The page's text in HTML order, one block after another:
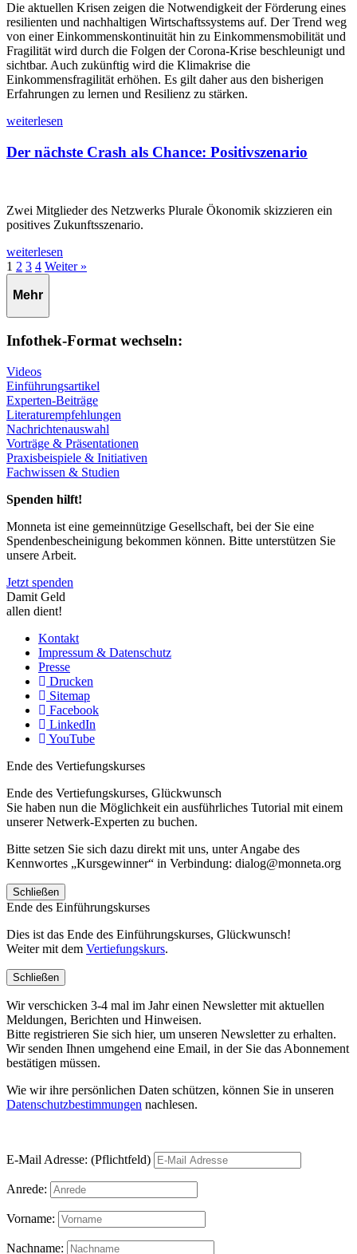
Die aktuellen Krisen zeigen die Notwendigkeit der Förderung eines
resilienten und nachhaltigen Wirtschaftssystems auf. Der Trend weg
von einer Einkommenskontinuität hin zu Einkommensmobilität und
Fragilität wird durch die Folgen der Corona-Krise beschleunigt und
sichtbar. Auch zukünftig wird die Klimakrise die
Einkommensfragilität erhöhen. Es gilt daher aus den bisherigen
Erfahrungen zu lernen und Resilienz zu stärken.
weiterlesen
Der nächste Crash als Chance: Positivszenario
Zwei Mitglieder des Netzwerks Plurale Ökonomik skizzieren ein
positives Zukunftsszenario.
weiterlesen
Seite
1 Seite
2 Seite
3 Seite
4 Weiter »
Mehr
Infothek-Format wechseln:
Videos
Einführungsartikel
Experten-Beiträge
Literaturempfehlungen
Nachrichtenauswahl
Vorträge & Präsentationen
Praxisbeispiele & Initiativen
Fachwissen & Studien
Spenden hilft!
Monneta ist eine gemeinnützige Gesellschaft, bei der Sie eine
Spendenbescheinigung bekommen können. Bitte unterstützen Sie
unsere Arbeit.
Jetzt spenden
Damit Geld
allen dient!
Kontakt
Impressum & Datenschutz
Presse
Drucken
Sitemap
Facebook
LinkedIn
YouTube
Ende des Vertiefungskurses
Ende des Vertiefungskurses, Glückwunsch
Sie haben nun die Möglichkeit ein ausführliches Tutorial mit einem
unserer Netwerk-Experten zu buchen.
Bitte setzen Sie sich dazu direkt mit uns, unter Angabe des
Kennwortes „Kursgewinner“ in Verbindung: dialog@monneta.org
Schließen
Ende des Einführungskurses
Dies ist das Ende des Einführungskurses, Glückwunsch!
Weiter mit dem Vertiefungskurs.
Schließen
Wir verschicken 3-4 mal im Jahr einen Newsletter mit aktuellen
Meldungen, Berichten und Hinweisen.
Bitte registrieren Sie sich hier, um unseren Newsletter zu erhalten.
Wir senden Ihnen umgehend eine Email, in der Sie das Abonnement
bestätigen müssen.
Wie wir ihre persönlichen Daten schützen, können Sie in unseren
Datenschutzbestimmungen nachlesen.
E-Mail Adresse: (Pflichtfeld)
Anrede:
Vorname:
Nachname: